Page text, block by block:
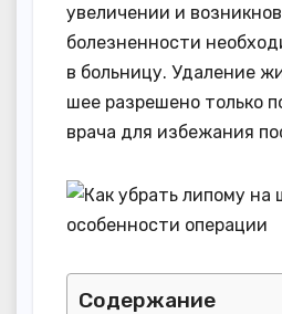
увеличении и
болезненности
в больницу. Удаление
шее разрешено только
врача для избежания
Содержание